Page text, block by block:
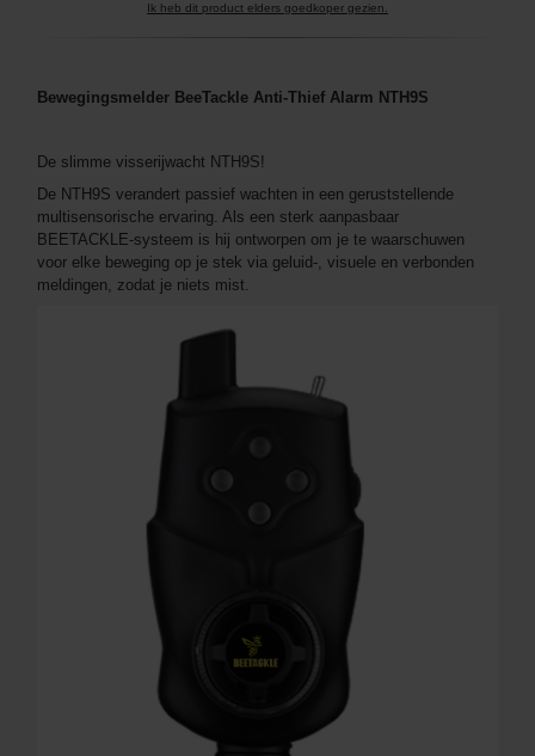
Ik heb dit product elders goedkoper gezien.
Bewegingsmelder BeeTackle Anti-Thief Alarm NTH9S
De slimme visserijwacht NTH9S!
De NTH9S verandert passief wachten in een geruststellende
multisensorische ervaring. Als een sterk aanpasbaar
BEETACKLE-systeem is hij ontworpen om je te waarschuwen
voor elke beweging op je stek via geluid-, visuele en verbonden
meldingen, zodat je niets mist.